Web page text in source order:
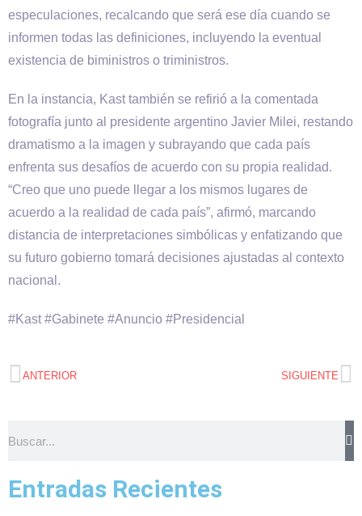
especulaciones, recalcando que será ese día cuando se
informen todas las definiciones, incluyendo la eventual
existencia de biministros o triministros.
En la instancia, Kast también se refirió a la comentada
fotografía junto al presidente argentino Javier Milei, restando
dramatismo a la imagen y subrayando que cada país
enfrenta sus desafíos de acuerdo con su propia realidad.
“Creo que uno puede llegar a los mismos lugares de
acuerdo a la realidad de cada país”, afirmó, marcando
distancia de interpretaciones simbólicas y enfatizando que
su futuro gobierno tomará decisiones ajustadas al contexto
nacional.
#Kast #Gabinete #Anuncio #Presidencial
ANTERIOR SIGUIENTE
Entradas Recientes